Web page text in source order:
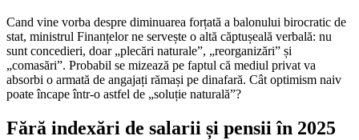
Cand vine vorba despre diminuarea forțată a balonului birocratic de
stat, ministrul Finanțelor ne servește o altă căptușeală verbală: nu
sunt concedieri, doar „plecări naturale”, „reorganizări” și
„comasări”. Probabil se mizează pe faptul că mediul privat va
absorbi o armată de angajați rămași pe dinafară. Cât optimism naiv
poate încape într-o astfel de „soluție naturală”?
Fără indexări de salarii și pensii în 2025